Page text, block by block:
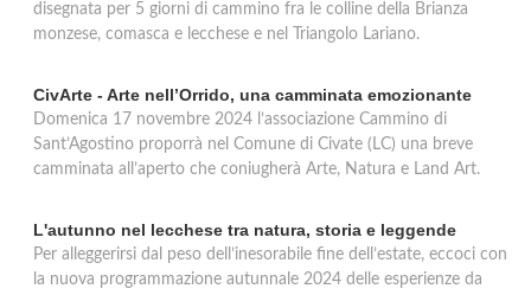
disegnata per 5 giorni di cammino fra le colline della Brianza
monzese, comasca e lecchese e nel Triangolo Lariano.
CivArte - Arte nell’Orrido, una camminata emozionante
Domenica 17 novembre 2024 l’associazione Cammino di
Sant’Agostino proporrà nel Comune di Civate (LC) una breve
camminata all’aperto che coniugherà Arte, Natura e Land Art.
L'autunno nel lecchese tra natura, storia e leggende
Per alleggerirsi dal peso dell’inesorabile fine dell’estate, eccoci con
la nuova programmazione autunnale 2024 delle esperienze da